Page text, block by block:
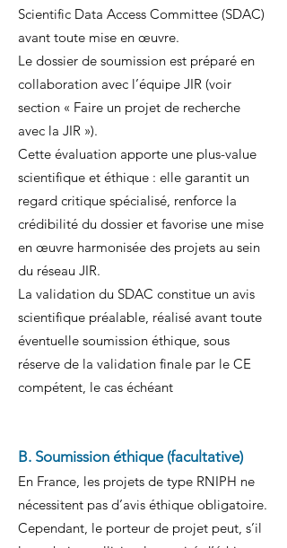
Scientific Data Access Committee (SDAC)
avant toute mise en œuvre.
Le dossier de soumission est préparé en
collaboration avec l’équipe JIR (voir
section « Faire un projet de recherche
avec la JIR »).
Cette évaluation apporte une plus-value
scientifique et éthique : elle garantit un
regard critique spécialisé, renforce la
crédibilité du dossier et favorise une mise
en œuvre harmonisée des projets au sein
du réseau JIR.
La validation du SDAC constitue un avis
scientifique préalable, réalisé avant toute
éventuelle soumission éthique, sous
réserve de la validation finale par le CE
compétent, le cas échéant
B. Soumission éthique (facultative)
En France, les projets de type RNIPH ne
nécessitent pas d’avis éthique obligatoire.
Cependant, le porteur de projet peut, s’il